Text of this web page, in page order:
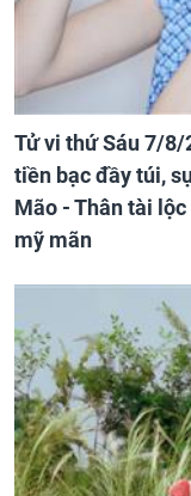
Tử vi thứ Sáu 7/8/
tiền bạc đầy túi,
Mão - Thân tài
mỹ mãn